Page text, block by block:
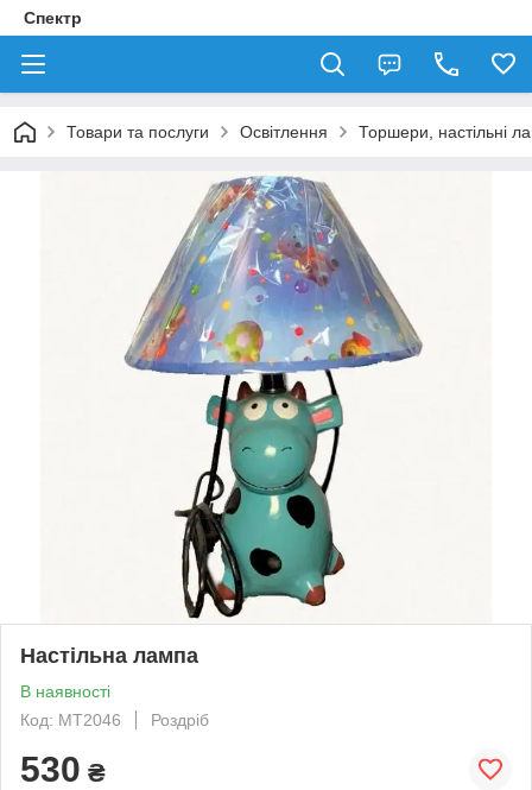
Спектр
Товари та послуги Освітлення Торшери, настільні
Настільна лампа
В наявності
Код: МТ2046
Роздріб
530 ₴